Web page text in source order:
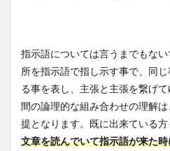
指示語については言うまでもな
所を指示語で指し示す事で、同
る事を表し、主張と主張を繋げ
間の論理的な組み合わせの理解
提となります。既に出来ている方
文章を読んでいて指示語が来た